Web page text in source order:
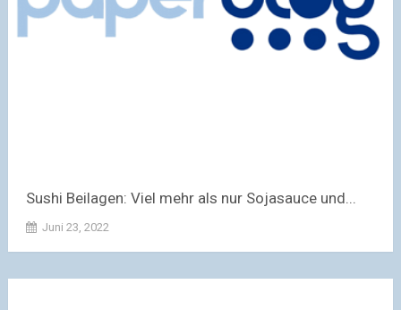
Sushi Beilagen: Viel mehr als nur Sojasauce und...
Juni 23, 2022